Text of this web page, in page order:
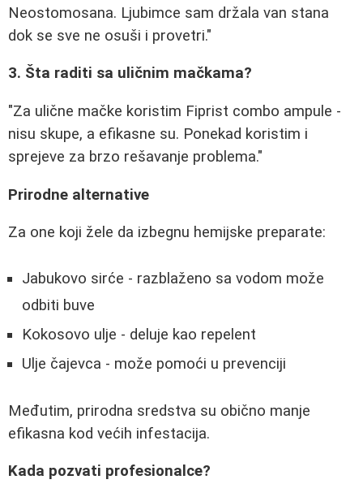
Neostomosana. Ljubimce sam držala van stana
dok se sve ne osuši i provetri."
3. Šta raditi sa uličnim mačkama?
"Za ulične mačke koristim Fiprist combo ampule -
nisu skupe, a efikasne su. Ponekad koristim i
sprejeve za brzo rešavanje problema."
Prirodne alternative
Za one koji žele da izbegnu hemijske preparate:
Jabukovo sirće - razblaženo sa vodom može
odbiti buve
Kokosovo ulje - deluje kao repelent
Ulje čajevca - može pomoći u prevenciji
Međutim, prirodna sredstva su obično manje
efikasna kod većih infestacija.
Kada pozvati profesionalce?